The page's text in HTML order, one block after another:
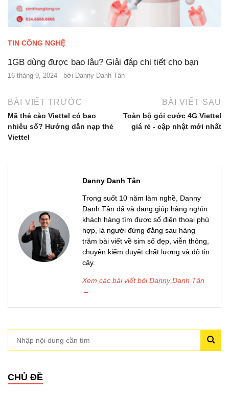
TIN CÔNG NGHỆ
1GB dùng được bao lâu? Giải đáp chi tiết cho bạn
16 tháng 9, 2024 - bởi Danny Danh Tân
BÀI VIẾT TRƯỚC
Mã thẻ cào Viettel có bao
nhiêu số? Hướng dẫn nạp thẻ
Viettel
BÀI VIẾT SAU
Toàn bộ gói cước 4G Viettel
giá rẻ - cập nhật mới nhất
Danny Danh Tân
Trong suốt 10 năm làm nghề, Danny
Danh Tân đã và đang giúp hàng nghìn
khách hàng tìm được số điện thoại phù
hợp, là người đứng đằng sau hàng
trăm bài viết về sim số đẹp, viễn thông,
chuyên kiểm duyệt chất lượng và độ tin
cậy.
Xem các bài viết bởi Danny Danh Tân
→
CHỦ ĐỀ